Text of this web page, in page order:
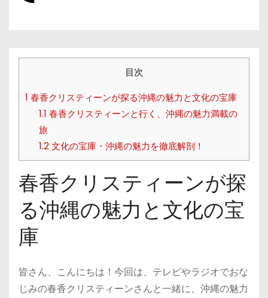
目次
1 春香クリスティーンが探る沖縄の魅力と文化の宝庫
1.1 春香クリスティーンと行く、沖縄の魅力満載の
旅
1.2文化の宝庫・沖縄の魅力を徹底解剖！
春香クリスティーンが探
る沖縄の魅力と文化の宝
庫
皆さん、こんにちは！今回は、テレビやラジオでおな
じみの春香クリスティーンさんと一緒に、沖縄の魅力